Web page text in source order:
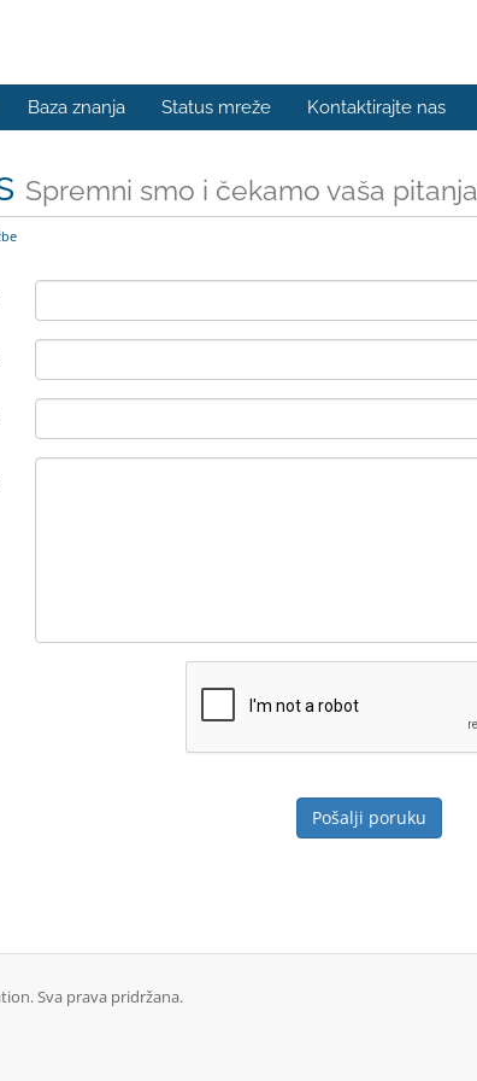
Baza znanja Status mreže Kontaktirajte nas
Spremni smo i čekamo vaša pitanja
Pošalji poruku
Sva prava pridržana.